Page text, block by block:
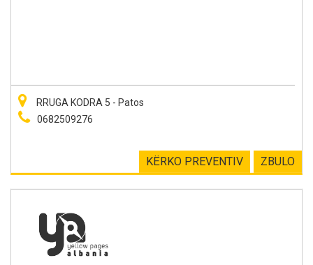
RRUGA KODRA 5 - Patos
0682509276
ZBULO
KËRKO PREVENTIV